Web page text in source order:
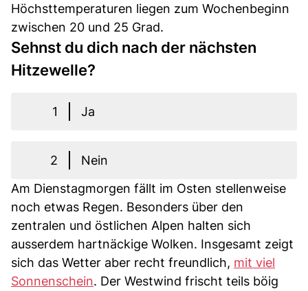
Höchsttemperaturen liegen zum Wochenbeginn
zwischen 20 und 25 Grad.
Sehnst du dich nach der nächsten
Hitzewelle?
1 Ja
2
Nein
Am Dienstagmorgen fällt im Osten stellenweise
noch etwas Regen. Besonders über den
zentralen und östlichen Alpen halten sich
ausserdem hartnäckige Wolken. Insgesamt zeigt
sich das Wetter aber recht freundlich, mit viel
Sonnenschein. Der Westwind frischt teils böig